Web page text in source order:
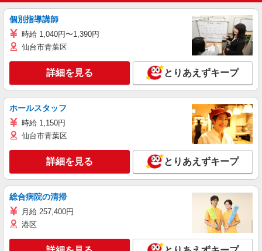
個別指導講師
時給 1,040円〜1,390円
仙台市青葉区
詳細を見る とりあえずキープ
ホールスタッフ
時給 1,150円
仙台市青葉区
詳細を見る とりあえずキープ
総合病院の清掃
月給 257,400円
港区